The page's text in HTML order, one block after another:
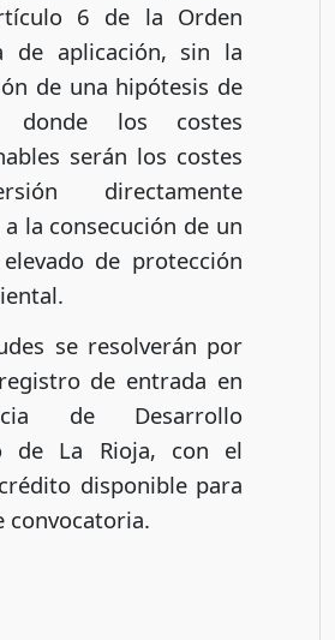
6 de la Orden
de aplicación, sin la
de una hipótesis de
donde los costes
serán los costes
directamente
la consecución de un
de protección
se resolverán por
de entrada en
de Desarrollo
de La Rioja, con el
disponible para
convocatoria.